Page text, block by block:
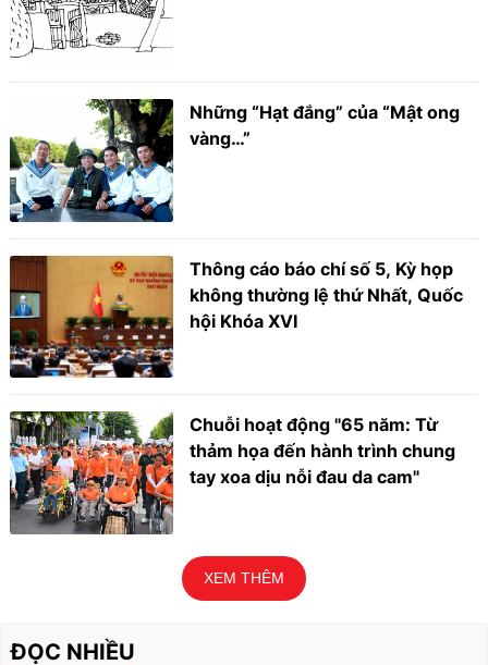
Những “Hạt đắng” của “Mật ong
vàng…”
Thông cáo báo chí số 5, Kỳ họp
không thường lệ thứ Nhất, Quốc
hội Khóa XVI
Chuỗi hoạt động "65 năm: Từ
thảm họa đến hành trình chung
tay xoa dịu nỗi đau da cam"
XEM THÊM
ĐỌC NHIỀU